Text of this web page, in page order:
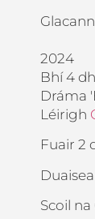
2024
Bhí 4
Dráma
Léirigh
Fuair 2
Scoil